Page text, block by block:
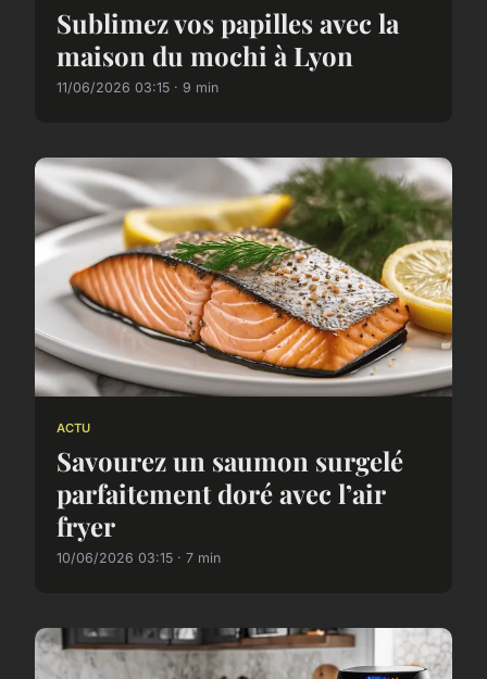
Sublimez vos papilles avec la
maison du mochi à Lyon
11/06/2026 03:15 · 9 min
ACTU
Savourez un saumon surgelé
parfaitement doré avec l’air
fryer
10/06/2026 03:15 · 7 min